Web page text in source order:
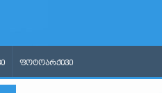
ᲤᲝᲢᲝᲐᲠᲥᲘᲕᲘ